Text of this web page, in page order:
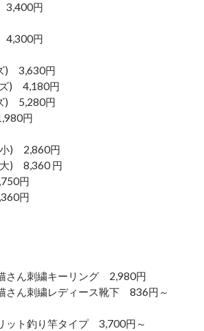
3,400円
4,300円
) 3,630円
ズ) 4,180円
) 5,280円
円
小) 2,860円
大) 8,360 円
円
円
さん刺繍キーリング 2,980円
さん刺繍レディース靴下 836円～
ット釣り竿タイプ 3,700円～